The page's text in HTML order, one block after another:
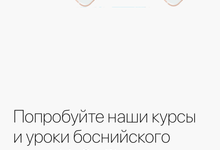
Попробуйте наши курсы
и уроки боснийского